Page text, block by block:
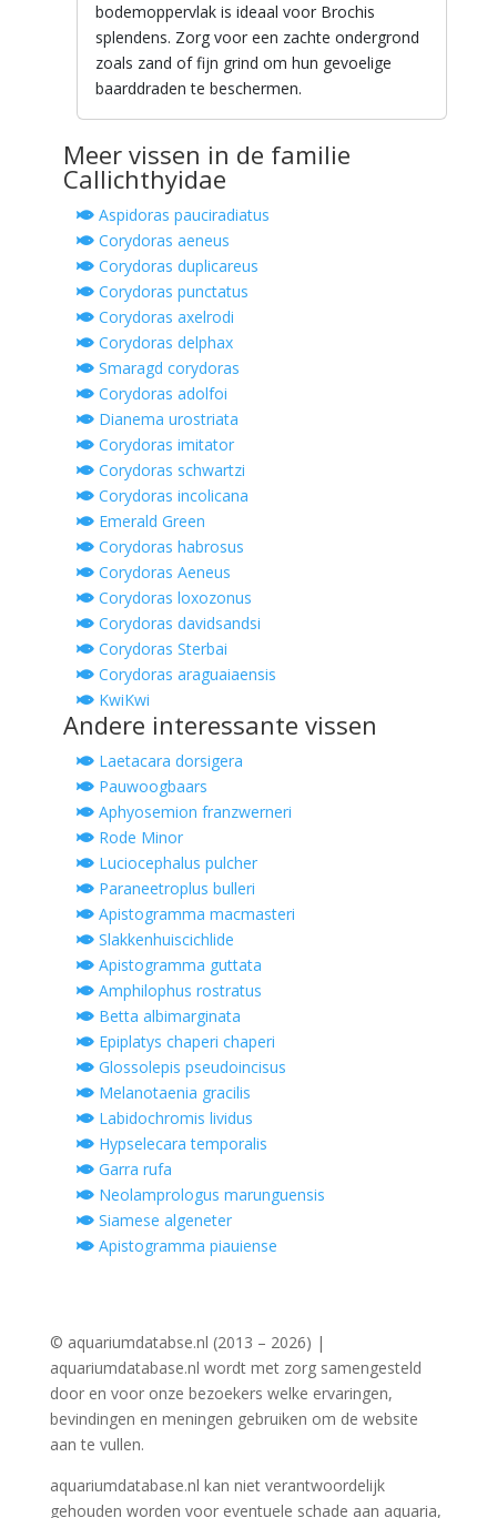
bodemoppervlak is ideaal voor Brochis
splendens. Zorg voor een zachte ondergrond
zoals zand of fijn grind om hun gevoelige
baarddraden te beschermen.
Meer vissen in de familie
Callichthyidae
Aspidoras pauciradiatus
Corydoras aeneus
Corydoras duplicareus
Corydoras punctatus
Corydoras axelrodi
Corydoras delphax
Smaragd corydoras
Corydoras adolfoi
Dianema urostriata
Corydoras imitator
Corydoras schwartzi
Corydoras incolicana
Emerald Green
Corydoras habrosus
Corydoras Aeneus
Corydoras loxozonus
Corydoras davidsandsi
Corydoras Sterbai
Corydoras araguaiaensis
KwiKwi
Andere interessante vissen
Laetacara dorsigera
Pauwoogbaars
Aphyosemion franzwerneri
Rode Minor
Luciocephalus pulcher
Paraneetroplus bulleri
Apistogramma macmasteri
Slakkenhuiscichlide
Apistogramma guttata
Amphilophus rostratus
Betta albimarginata
Epiplatys chaperi chaperi
Glossolepis pseudoincisus
Melanotaenia gracilis
Labidochromis lividus
Hypselecara temporalis
Garra rufa
Neolamprologus marunguensis
Siamese algeneter
Apistogramma piauiense
© aquariumdatabse.nl (2013 – 2026) |
aquariumdatabase.nl wordt met zorg samengesteld
door en voor onze bezoekers welke ervaringen,
bevindingen en meningen gebruiken om de website
aan te vullen.
aquariumdatabase.nl kan niet verantwoordelijk
gehouden worden voor eventuele schade aan aquaria,